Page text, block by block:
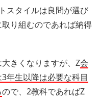
スタイルは良問が選び
り組むのであれば納得
きくなりますが、Z会
年生以降は必要な科目
ので、2教科であればZ